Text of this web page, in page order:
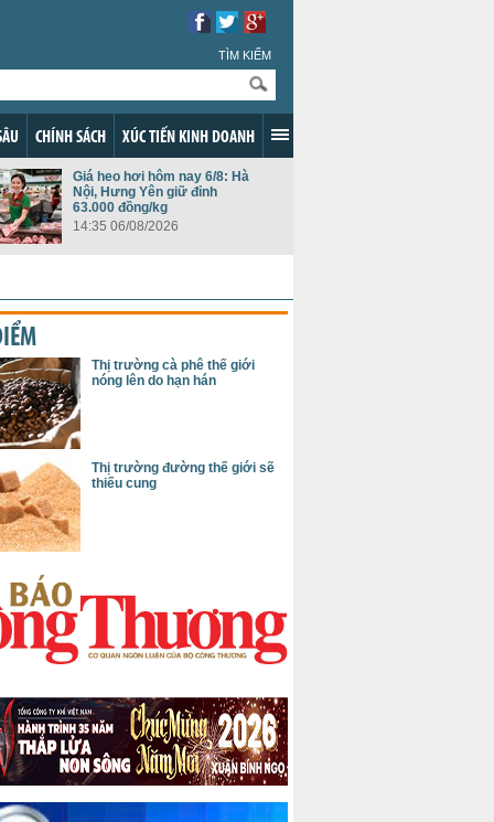
TÌM KIẾM
CHÍNH SÁCH XÚC TIẾN KINH DOANH
Giá heo hơi hôm nay 6/8: Hà
Nội, Hưng Yên giữ đỉnh
63.000 đồng/kg
14:35 06/08/2026
Thị trường cà phê thế giới
nóng lên do hạn hán
Thị trường đường thế giới sẽ
thiếu cung